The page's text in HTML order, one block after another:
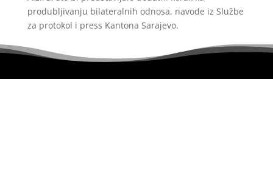
produbljivanju bilateralnih odnosa, navode iz Službe
za protokol i press Kantona Sarajevo.